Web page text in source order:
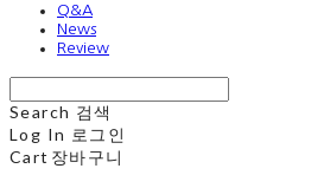
Q&A
News
Review
Search 검색
Log In 로그인
Cart 장바구니